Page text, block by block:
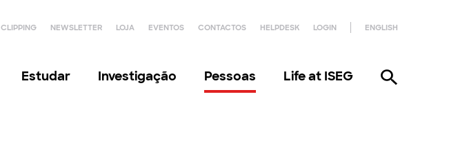
CLIPPING NEWSLETTER LOJA EVENTOS CONTACTOS HELPDESK LOGIN ENGLISH
Estudar Investigação Pessoas Life at ISEG